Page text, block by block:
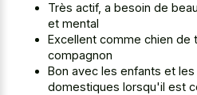
Très actif, a besoin de
et mental
Excellent comme chien de
compagnon
Bon avec les enfants et les
domestiques lorsqu'il est